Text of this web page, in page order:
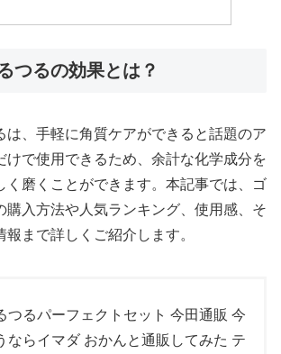
つるの効果とは？
は、手軽に角質ケアができると話題のア
けで使用できるため、余計な化学成分を
く磨くことができます。本記事では、ゴ
購入方法や人気ランキング、使用感、そ
報まで詳しくご紹介します。
つるパーフェクトセット 今田通販 今
ならイマダ おかんと通販してみた テ